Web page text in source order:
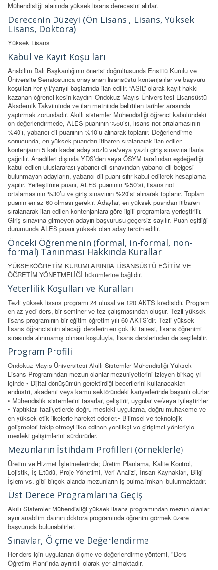
Mühendisliği alanında yüksek lisans derecesini alırlar.
Derecenin Düzeyi (Ön Lisans , Lisans, Yüksek
Lisans, Doktora)
Yüksek Lisans
Kabul ve Kayıt Koşulları
Anabilim Dalı Başkanlığının önerisi doğrultusunda Enstitü Kurulu ve
Üniversite Senatosunca onaylanan lisansüstü kontenjanlar ve başvuru
koşulları her yıl/yarıyıl başlarında ilan edilir. “ASIL” olarak kayıt hakkı
kazanan öğrenci kesin kaydını Ondokuz Mayıs Üniversitesi Lisansüstü
Akademik Takviminde ve ilan metninde belirtilen tarihler arasında
yaptırmak zorundadır. Akıllı sistemler Mühendisliği öğrenci kabulündeki
ön değerlendirmede, ALES puanının %50’si, lisans not ortalamasının
%40’ı, yabancı dil puanının %10’u alınarak toplanır. Değerlendirme
sonucunda, en yüksek puandan itibaren sıralanarak ilan edilen
kontenjanın 5 katı kadar aday sözlü ve/veya yazılı giriş sınavına ilanla
çağırılır. Anadilleri dışında YDS’den veya ÖSYM tarafından eşdeğerliği
kabul edilen uluslararası yabancı dil sınavından yabancı dil belgesi
bulunmayan adayların, yabancı dil puanı sıfır kabul edilerek hesaplama
yapılır. Yerleştirme puanı, ALES puanının %50’si, lisans not
ortalamasının %30’u ve giriş sınavının %20’si alınarak toplanır. Toplam
puanın en az 60 olması gerekir. Adaylar, en yüksek puandan itibaren
sıralanarak ilan edilen kontenjanlara göre ilgili programlara yerleştirilir.
Giriş sınavına girmeyen adayın başvurusu geçersiz sayılır. Puan eşitliği
durumunda ALES puanı yüksek olan aday tercih edilir.
Önceki Öğrenmenin (formal, in-formal, non-
formal) Tanınması Hakkında Kurallar
YÜKSEKÖĞRETİM KURUMLARINDA LİSANSÜSTÜ EĞİTİM VE
ÖĞRETİM YÖNETMELİĞİ hükümlerine bağlıdır.
Yeterlilik Koşulları ve Kuralları
Tezli yüksek lisans programı 24 ulusal ve 120 AKTS kredisidir. Program
en az yedi ders, bir seminer ve tez çalışmasından oluşur. Tezli yüksek
lisans programının bir eğitim-öğretim yılı 60 AKTS’dir. Tezli yüksek
lisans öğrencisinin alacağı derslerin en çok iki tanesi, lisans öğrenimi
sırasında alınmamış olması koşuluyla, lisans derslerinden de seçilebilir.
Program Profili
Ondokuz Mayıs Üniversitesi Akıllı Sistemler Mühendisliği Yüksek
Lisans Programından mezun olanlar mezuniyetlerini izleyen birkaç yıl
içinde • Dijital dönüşümün gerektirdiği becerilerini kullanacakları
endüstri, akademi veya kamu sektöründeki kariyerlerinde başarılı olurlar
• Mühendislik sistemlerini tasarlar, geliştirir, uygular ve/veya iyileştirirler
• Yaptıkları faaliyetlerde doğru mesleki uygulama, doğru muhakeme ve
en yüksek etik ilkelerle hareket ederler.• Bilimsel ve teknolojik
gelişmeleri takip etmeyi ilke edinen yenilikçi ve girişimci yönleriyle
mesleki gelişimlerini sürdürürler.
Mezunların İstihdam Profilleri (örneklerle)
Üretim ve Hizmet İşletmelerinde; Üretim Planlama, Kalite Kontrol,
Lojistik, İş Etüdü, Proje Yönetimi, Veri Analizi, İnsan Kaynakları, Bilgi
İşlem vs. gibi birçok alanda mezunların iş bulma imkanı bulunmaktadır.
Üst Derece Programlarına Geçiş
Akıllı Sistemler Mühendisliği yüksek lisans programından mezun olanlar
aynı anabilim dalının doktora programında öğrenim görmek üzere
başvuruda bulunabilirler.
Sınavlar, Ölçme ve Değerlendirme
Her ders için uygulanan ölçme ve değerlendirme yöntemi, "Ders
Öğretim Planı"nda ayrıntılı olarak yer almaktadır.